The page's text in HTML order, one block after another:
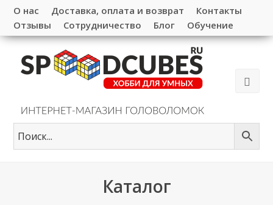
О нас Доставка, оплата и возврат
Контакты
Отзывы
Сотрудничество Блог Обучение
Каталог